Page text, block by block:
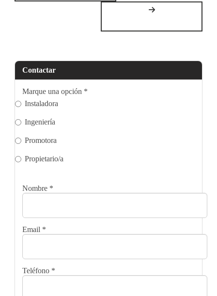
Contactar
Marque una opción *
Instaladora
Ingeniería
Promotora
Propietario/a
Nombre *
Email *
Teléfono *